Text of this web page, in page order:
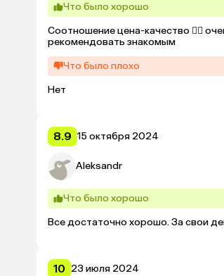
Что было хорошо
Соотношение цена-качество 👍🏻
рекомендовать знакомым
Что было плохо
Нет
8.9 15 октября 2024
Aleksandr
Что было хорошо
Все достаточно хорошо. За свои
10 23 июля 2024